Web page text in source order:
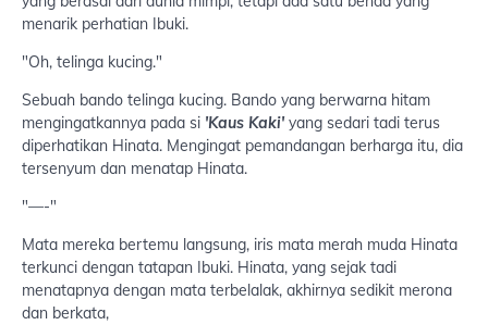
menarik perhatian Ibuki.
"Oh, telinga kucing."
Sebuah bando telinga kucing. Bando yang berwarna hitam
mengingatkannya pada si 'Kaus Kaki'yang sedari tadi terus
diperhatikan Hinata. Mengingat pemandangan berharga itu, dia
tersenyum dan menatap Hinata.
"—-"
Mata mereka bertemu langsung, iris mata merah muda Hinata
terkunci dengan tatapan Ibuki. Hinata, yang sejak tadi
menatapnya dengan mata terbelalak, akhirnya sedikit merona
dan berkata,